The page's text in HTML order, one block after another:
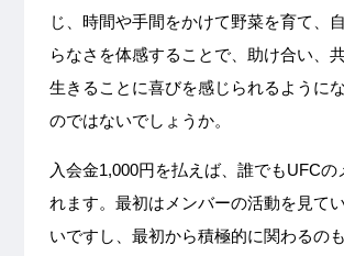
じ、時間や手間をかけて野菜を育て、
らなさを体感することで、助け合い、
生きることに喜びを感じられるように
のではないでしょうか。
入会金1,000円を払えば、誰でもUFCの
れます。最初はメンバーの活動を見て
いですし、最初から積極的に関わるの